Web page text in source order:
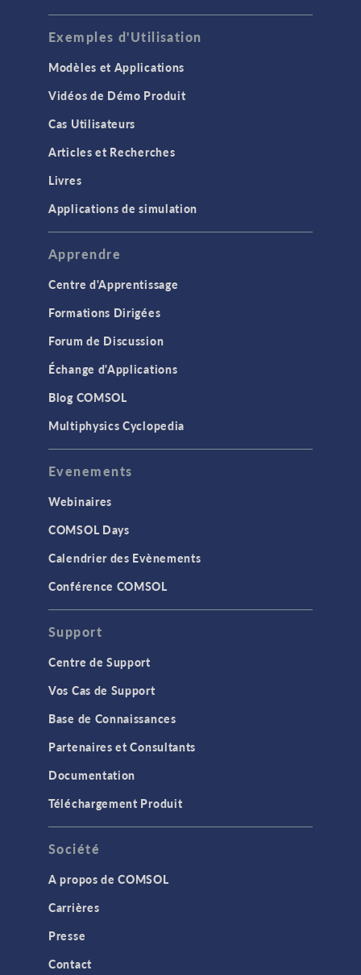
Exemples d'Utilisation
Modèles et Applications
Vidéos de Démo Produit
Cas Utilisateurs
Articles et Recherches
Livres
Applications de simulation
Apprendre
Centre d'Apprentissage
Formations Dirigées
Forum de Discussion
Échange d'Applications
Blog COMSOL
Multiphysics Cyclopedia
Evenements
Webinaires
COMSOL Days
Calendrier des Evènements
Conférence COMSOL
Support
Centre de Support
Vos Cas de Support
Base de Connaissances
Partenaires et Consultants
Documentation
Téléchargement Produit
Société
A propos de COMSOL
Carrières
Presse
Contact